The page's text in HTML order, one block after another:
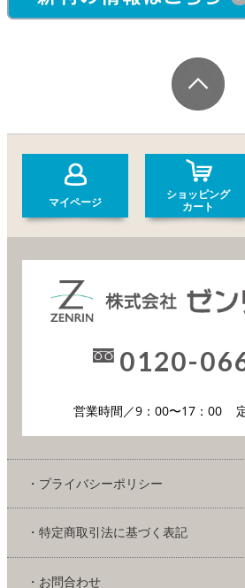
マイページ
ショッピング
カート
0120-
営業時間／9：00〜17：00
・プライバシーポリシー
・特定商取引法に基づく表記
・お問合わせ